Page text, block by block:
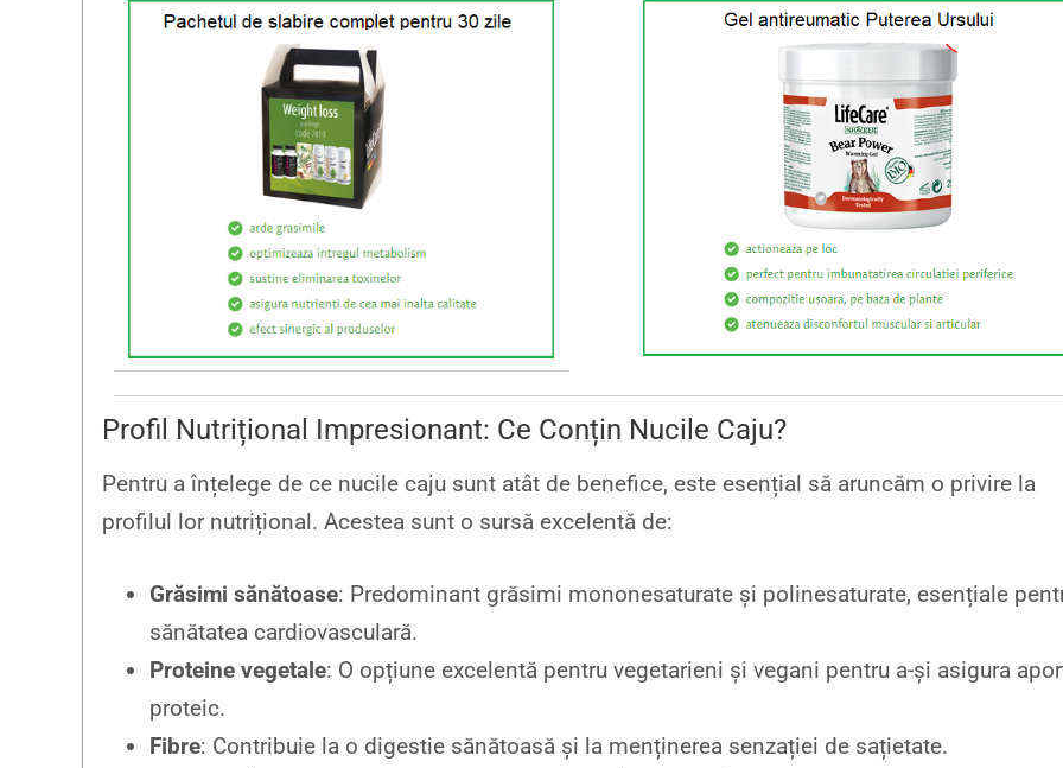
Profil Nutrițional Impresionant: Ce Conțin Nucile Caju?
Pentru a înțelege de ce nucile caju sunt atât de benefice, este esențial să aruncăm o privire la
profilul lor nutrițional. Acestea sunt o sursă excelentă de:
Grăsimi sănătoase: Predominant grăsimi mononesaturate și polinesaturate, esențiale
sănătatea cardiovasculară.
Proteine vegetale: O opțiune excelentă pentru vegetarieni și vegani pentru a-și asigura
proteic.
Fibre: Contribuie la o digestie sănătoasă și la menținerea senzației de sațietate.